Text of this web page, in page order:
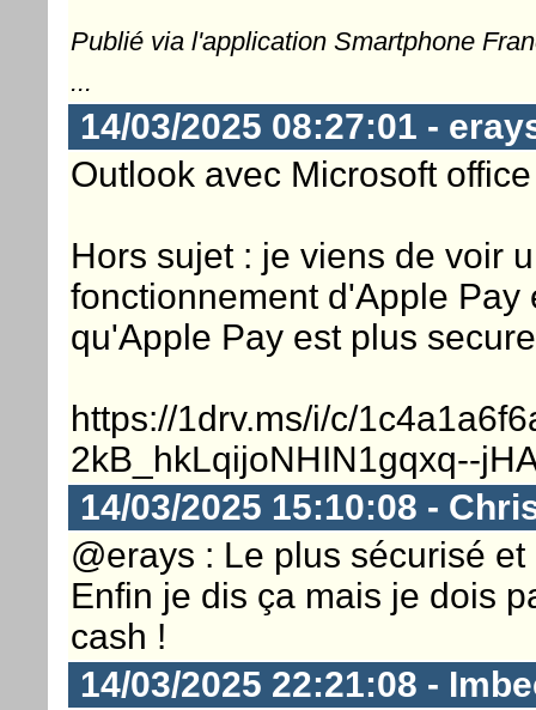
Publié via l'application Smartphone
...
14/03/2025 08:27:01 -
Outlook avec Microsoft
Hors sujet : je viens de voir
fonctionnement d'Apple
qu'Apple Pay est plus
https://1drv.ms/i/c/
2kB_hkLqijoNHIN1gqxq--
14/03/2025 15:10:08 -
@erays : Le plus sécurisé
Enfin je dis ça mais je dois
cash !
14/03/2025 22:21:08 -